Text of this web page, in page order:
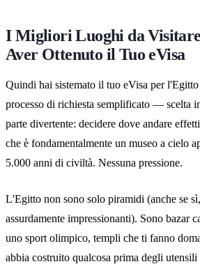
I Migliori Luoghi da
Aver Ottenuto il Tuo eVisa
Quindi hai sistemato il tuo eVisa per
processo di richiesta semplificato — scelta
parte divertente: decidere dove andare
che è fondamentalmente un museo a cielo
5.000 anni di civiltà. Nessuna pressione.
L'Egitto non sono solo piramidi (anche se
assurdamente impressionanti). Sono bazar
uno sport olimpico, templi che ti fanno
abbia costruito qualcosa prima degli